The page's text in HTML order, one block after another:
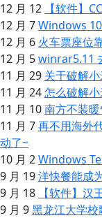
12 月 12
【软件】
12 月 7Windows
12 月 6 火车票座位
12 月 5winrar5.11
11 月 29 关于破解
11 月 24怎么破解小
11 月 10南方不装
11 月 7再不用海外
动了~
10 月 2Windows
9 月 19洋快餐能成
9 月 18
【软件】汉
9 月 9黑龙江大学